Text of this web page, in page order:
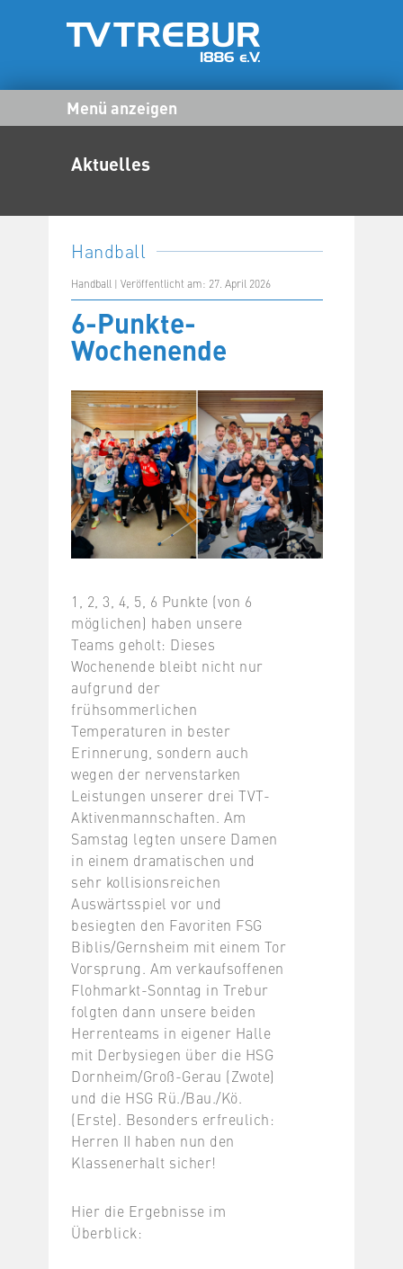
Menü anzeigen
Aktuelles
Handball
Handball | Veröffentlicht am: 27. April 2026
6-Punkte-
Wochenende
1, 2, 3, 4, 5, 6 Punkte (von 6
möglichen) haben unsere
Teams geholt: Dieses
Wochenende bleibt nicht nur
aufgrund der
frühsommerlichen
Temperaturen in bester
Erinnerung, sondern auch
wegen der nervenstarken
Leistungen unserer drei TVT-
Aktivenmannschaften. Am
Samstag legten unsere Damen
in einem dramatischen und
sehr kollisionsreichen
Auswärtsspiel vor und
besiegten den Favoriten FSG
Biblis/Gernsheim mit einem Tor
Vorsprung. Am verkaufsoffenen
Flohmarkt-Sonntag in Trebur
folgten dann unsere beiden
Herrenteams in eigener Halle
mit Derbysiegen über die HSG
Dornheim/Groß-Gerau (Zwote)
und die HSG Rü./Bau./Kö.
(Erste). Besonders erfreulich:
Herren II haben nun den
Klassenerhalt sicher!
Hier die Ergebnisse im
Überblick: